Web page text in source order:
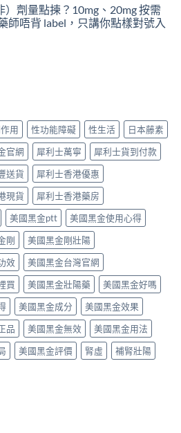
）劑量點揀？10mg、20mg 按需
師唔背 label，只講你點樣對號入
用 性功能障礙 性生活
日本藤素
官網 犀利士萬寧
犀利士貨到付款
送貨
犀利士香港優惠
現貨
犀利士香港藥房
美國黑金ptt
美國黑金使用心得
剛
美國黑金剛壯陽
效
美國黑金台灣官網
買 美國黑金壯陽藥
美國黑金好嗎
美國黑金成分
美國黑金效果
品 美國黑金無效
美國黑金用法
美國黑金評價 腎虛
補腎壯陽